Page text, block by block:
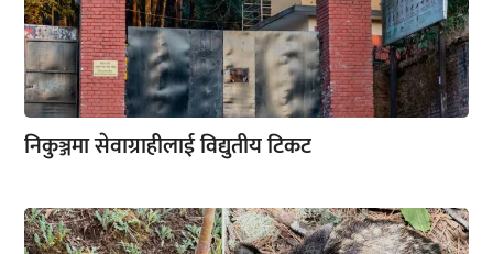
निकुञ्जमा सेवाग्राहीलाई विद्युतीय टिकट